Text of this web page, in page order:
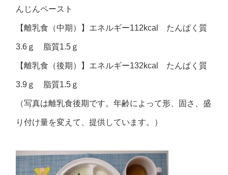
んじんペースト
【離乳食（中期）】エネルギー112kcal たんぱく質
3.6ｇ 脂質1.5ｇ
【離乳食（後期）】エネルギー132kcal たんぱく質
3.9ｇ 脂質1.5ｇ
（写真は離乳食後期です。年齢によって形、固さ、盛
り付け量を変えて、提供しています。）